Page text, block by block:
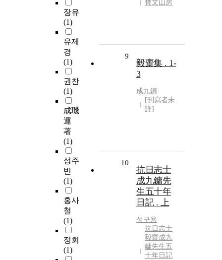
장유
(1)
유제
경
(1)
권찬
(1)
成璣
運
著
(1)
성주
빈
(1)
홍사
철
(1)
정회
(1)
寶文山房
9
毅齋集 . 1-
3
成九鏞
[刊寫者未
詳]
10
抗日志士
成九鏞先
生五十年
日記 . 上
성구용
抗日志士
毅齋成九
鏞先生五
十年日記